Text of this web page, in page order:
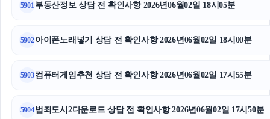
5901 부동산정보 상담 전 확인사항 2026년06월02일 18시05분
5902아이폰노래넣기 상담 전 확인사항 2026년06월02일 18시00분
5903컴퓨터게임추천 상담 전 확인사항 2026년06월02일 17시55분
5904범죄도시2다운로드 상담 전 확인사항 2026년06월02일 17시50분